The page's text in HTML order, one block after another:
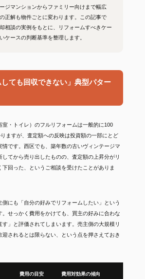
ジマンションからファミリー向けまで幅広
正解も物件ごとに変わります。この記事で
相談の実例をもとに、リフォームすべきケー
ケースの判断基準を整理します。
しても回収できない」典型パター
室・トイレ）のフルリフォームは一般的に100
ますが、査定額への反映は投資額の一部にとど
情です。西区でも、築年数の古いヴィンテージマ
してから売り出したものの、査定額の上昇分がリ
下回った、というご相談を受けたことがありま
にも「自分の好みでリフォームしたい」という
。せっかく費用をかけても、買主の好みに合わな
」と評価されてしまいます。売主側の大規模リ
迎されるとは限らない、という点を押さえておき
費用の目安 費用対効果の傾向